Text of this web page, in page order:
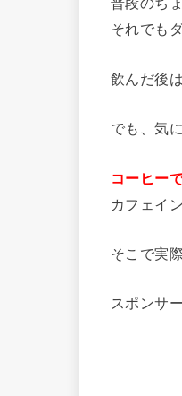
それでも
飲んだ後
でも、気
コーヒー
カフェイ
そこで実
スポンサ